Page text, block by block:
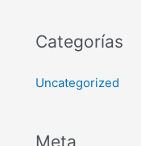
Categorías
Uncategorized
Meta